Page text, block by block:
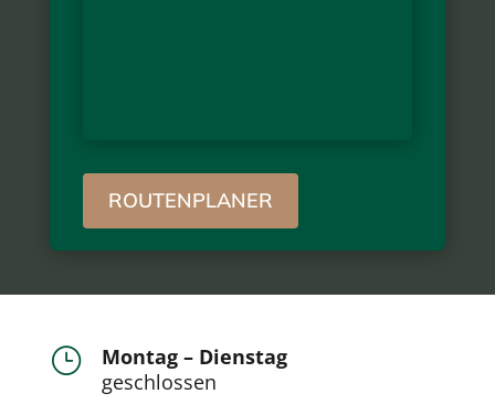
ROUTENPLANER
}
Montag – Dienstag
geschlossen